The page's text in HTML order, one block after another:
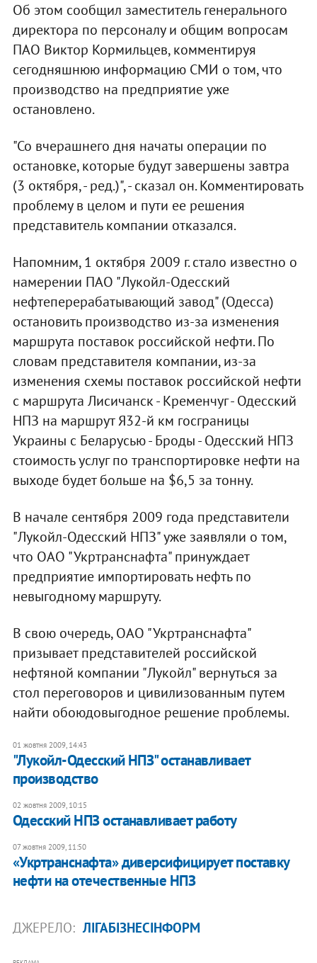
Об этом сообщил заместитель генерального
директора по персоналу и общим вопросам
ПАО Виктор Кормильцев, комментируя
сегодняшнюю информацию СМИ о том, что
производство на предприятие уже
остановлено.
"Со вчерашнего дня начаты операции по
остановке, которые будут завершены завтра
(3 октября, - ред.)", - сказал он. Комментировать
проблему в целом и пути ее решения
представитель компании отказался.
Напомним, 1 октября 2009 г. стало известно о
намерении ПАО "Лукойл-Одесский
нефтеперерабатывающий завод" (Одесса)
остановить производство из-за изменения
маршрута поставок российской нефти. По
словам представителя компании, из-за
изменения схемы поставок российской нефти
с маршрута Лисичанск - Кременчуг - Одесский
НПЗ на маршрут Я32-й км госграницы
Украины с Беларусью - Броды - Одесский НПЗ
стоимость услуг по транспортировке нефти на
выходе будет больше на $6,5 за тонну.
В начале сентября 2009 года представители
"Лукойл-Одесский НПЗ" уже заявляли о том,
что ОАО "Укртранснафта" принуждает
предприятие импортировать нефть по
невыгодному маршруту.
В свою очередь, ОАО "Укртранснафта"
призывает представителей российской
нефтяной компании "Лукойл" вернуться за
стол переговоров и цивилизованным путем
найти обоюдовыгодное решение проблемы.
01 жовтня 2009, 14:43
"Лукойл-Одесский НПЗ" останавливает
производство
02 жовтня 2009, 10:15
Одесский НПЗ останавливает работу
07 жовтня 2009, 11:50
«Укртранснафта» диверсифицирует поставку
нефти на отечественные НПЗ
ДЖЕРЕЛО: ЛІГАБІЗНЕСІНФОРМ